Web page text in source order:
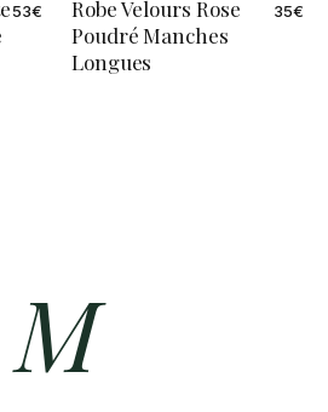
53€
Robe Velours Rose
Poudré Manches
Longues
35€
M